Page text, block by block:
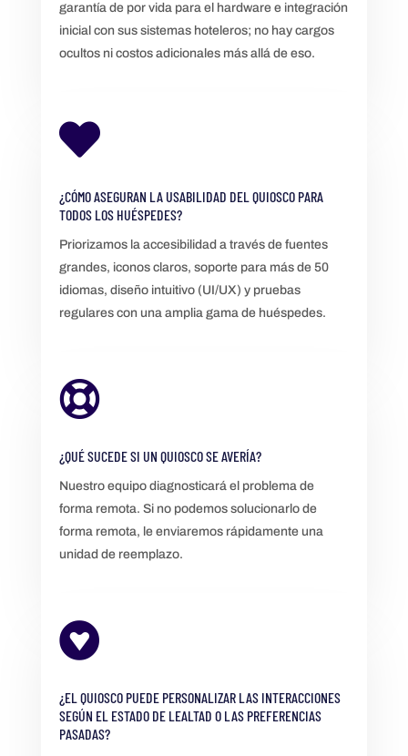
garantía de por vida para el hardware e integración
inicial con sus sistemas hoteleros; no hay cargos
ocultos ni costos adicionales más allá de eso.

¿CÓMO ASEGURAN LA USABILIDAD DEL QUIOSCO PARA
TODOS LOS HUÉSPEDES?
Priorizamos la accesibilidad a través de fuentes
grandes, iconos claros, soporte para más de 50
idiomas, diseño intuitivo (UI/UX) y pruebas
regulares con una amplia gama de huéspedes.

¿QUÉ SUCEDE SI UN QUIOSCO SE AVERÍA?
Nuestro equipo diagnosticará el problema de
forma remota. Si no podemos solucionarlo de
forma remota, le enviaremos rápidamente una
unidad de reemplazo.

¿EL QUIOSCO PUEDE PERSONALIZAR LAS INTERACCIONES
SEGÚN EL ESTADO DE LEALTAD O LAS PREFERENCIAS
PASADAS?